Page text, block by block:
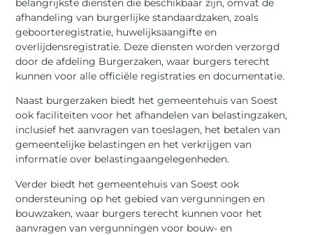
belangrijkste diensten die beschikbaar zijn, omvat de
afhandeling van burgerlijke standaardzaken, zoals
geboorteregistratie, huwelijksaangifte en
overlijdensregistratie. Deze diensten worden verzorgd
door de afdeling Burgerzaken, waar burgers terecht
kunnen voor alle officiële registraties en documentatie.
Naast burgerzaken biedt het gemeentehuis van Soest
ook faciliteiten voor het afhandelen van belastingzaken,
inclusief het aanvragen van toeslagen, het betalen van
gemeentelijke belastingen en het verkrijgen van
informatie over belastingaangelegenheden.
Verder biedt het gemeentehuis van Soest ook
ondersteuning op het gebied van vergunningen en
bouwzaken, waar burgers terecht kunnen voor het
aanvragen van vergunningen voor bouw- en